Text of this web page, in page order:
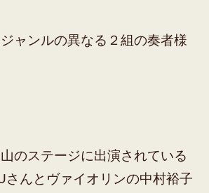
ャンルの異なる２組の奏者様
のステージに出演されている
さんとヴァイオリンの中村裕子